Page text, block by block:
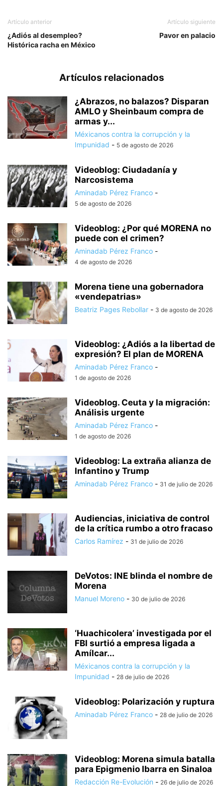
Artículo anterior
¿Adiós al desempleo?
Histórica racha en México
Artículo siguiente
Pavor en palacio
Artículos relacionados
¿Abrazos, no balazos? Disparan
AMLO y Sheinbaum compra de
armas y...
Méxicanos contra la corrupción y la
Impunidad - 5 de agosto de 2026
Videoblog: Ciudadanía y
Narcosistema
Aminadab Pérez Franco -
5 de agosto de 2026
Videoblog: ¿Por qué MORENA no
puede con el crimen?
Aminadab Pérez Franco -
4 de agosto de 2026
Morena tiene una gobernadora
«vendepatrias»
Beatriz Pages Rebollar - 3 de agosto de 2026
Videoblog: ¿Adiós a la libertad de
expresión? El plan de MORENA
Aminadab Pérez Franco -
1 de agosto de 2026
Videoblog. Ceuta y la migración:
Análisis urgente
Aminadab Pérez Franco -
1 de agosto de 2026
Videoblog: La extraña alianza de
Infantino y Trump
Aminadab Pérez Franco - 31 de julio de 2026
Audiencias, iniciativa de control
de la crítica rumbo a otro fracaso
Carlos Ramírez - 31 de julio de 2026
DeVotos: INE blinda el nombre de
Morena
Manuel Moreno - 30 de julio de 2026
‘Huachicolera’ investigada por el
FBI surtió a empresa ligada a
Amílcar...
Méxicanos contra la corrupción y la
Impunidad - 28 de julio de 2026
Videoblog: Polarización y ruptura
Aminadab Pérez Franco - 28 de julio de 2026
Videoblog: Morena simula batalla
para Epigmenio Ibarra en Sinaloa
Redacción Re-Evolución - 26 de julio de 2026